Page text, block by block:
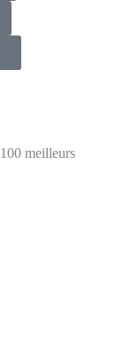
meilleurs